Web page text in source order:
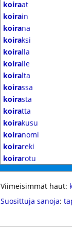
koiraat
koirain
koirana
koiraksi
koiralla
koiralle
koiralta
koirassa
koirasta
koiratta
koirakusu
koiranomi
koirareki
koirarotu
Viimeisimmät haut:
Suosittuja sanoja: